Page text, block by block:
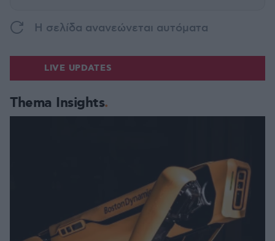
H σελίδα ανανεώνεται αυτόματα
LIVE UPDATES
Thema Insights